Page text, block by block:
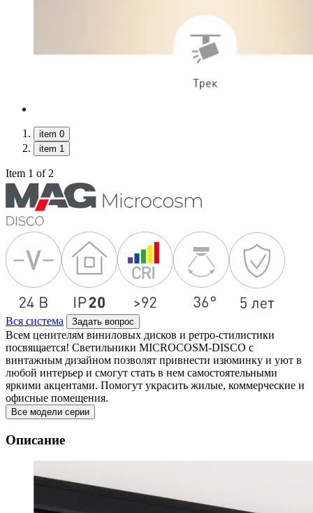
item 0
item 1
Item 1 of 2
Вся система Задать вопрос
Всем ценителям виниловых дисков и ретро-стилистики
посвящается! Светильники MICROCOSM-DISCO с
винтажным дизайном позволят привнести изюминку и уют в
любой интерьер и смогут стать в нем самостоятельными
яркими акцентами. Помогут украсить жилые, коммерческие и
офисные помещения.
Все модели серии
Описание